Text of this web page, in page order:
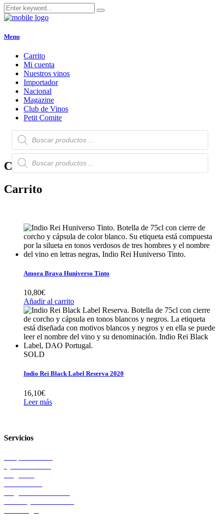
Menu
Carrito
Mi cuenta
Nuestros vinos
Importador
Nacional
Magazine
Club de Vinos
Petit Comite
Búsqueda
de
productos
Carrito
Búsqueda
de
productos
Carrito
Amora Brava Huniverso Tinto
10,80€
Añadir al carrito
SOLD
Indio Rei Black Label Reserva 2020
16,10€
Leer más
Servicios